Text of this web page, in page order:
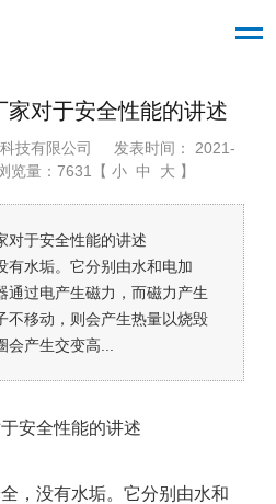
家对于安全性能的讲述
技有限公司
发表时间： 2021-
览量：7631【 小 中 大 】
家对于安全性能的讲述
有水垢。它分别由水和电加
通过电产生磁力，而磁力产生
不移动，则会产生热量以烧毁
产生交变高...
安全性能的讲述
没有水垢。它分别由水和